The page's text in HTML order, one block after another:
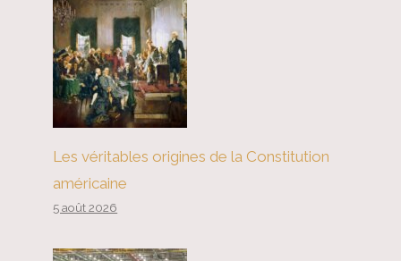
Le cas positif pour les taux
Les véritables origines de la Constitution
américaine
5 août 2026